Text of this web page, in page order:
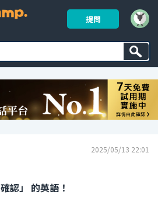
提問
2025/05/13 22:01
認」 的英語！